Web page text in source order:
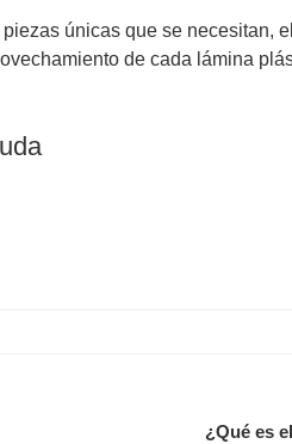
únicas que se necesitan,
de cada lámina
¿Qué es